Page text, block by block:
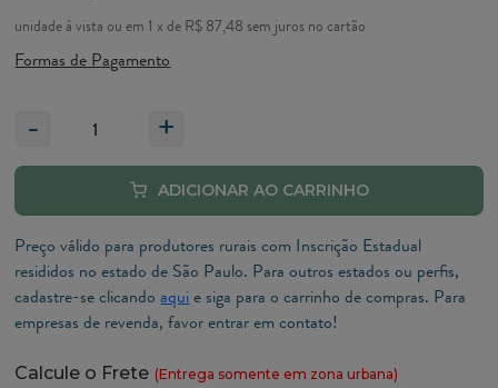
1 x de R$ 87,48 sem juros no cartão
Formas de Pagamento
- +
Preço válido para produtores rurais com Inscrição Estadual
resididos no estado de São Paulo. Para outros estados ou perfis,
cadastre-se clicandoaquie siga para o carrinho de compras. Para
empresas de revenda, favor entrar em contato!